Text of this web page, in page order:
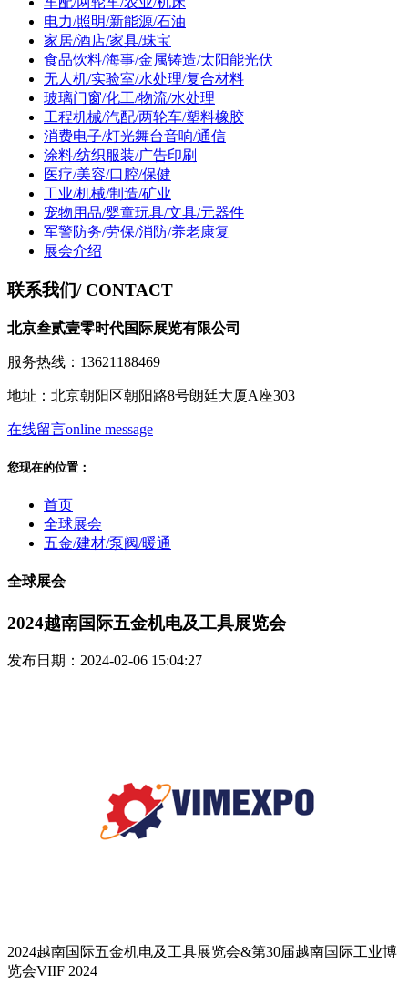
电力/照明/新能源/石油
家居/酒店/家具/珠宝
食品饮料/海事/金属铸造/太阳能光伏
无人机/实验室/水处理/复合材料
玻璃门窗/化工/物流/水处理
工程机械/汽配/两轮车/塑料橡胶
消费电子/灯光舞台音响/通信
涂料/纺织服装/广告印刷
医疗/美容/口腔/保健
工业/机械/制造/矿业
宠物用品/婴童玩具/文具/元器件
军警防务/劳保/消防/养老康复
展会介绍
联系我们/ CONTACT
北京叁贰壹零时代国际展览有限公司
服务热线：13621188469
地址：北京朝阳区朝阳路8号朗廷大厦A座303
在线留言online message
您现在的位置：
首页
全球展会
五金/建材/泵阀/暖通
全球展会
2024越南国际五金机电及工具展览会
发布日期：2024-02-06 15:04:27
2024越南国际五金机电及工具展览会&第30届越南国际工业博
览会VIIF 2024